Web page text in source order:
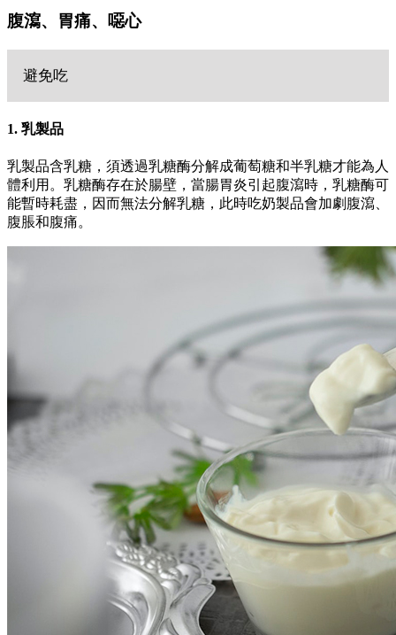
腹瀉、胃痛、噁心
避免吃
1. 乳製品
乳製品含乳糖，須透過乳糖酶分解成葡萄糖和半乳糖才能為人
體利用。乳糖酶存在於腸壁，當腸胃炎引起腹瀉時，乳糖酶可
能暫時耗盡，因而無法分解乳糖，此時吃奶製品會加劇腹瀉、
腹脹和腹痛。